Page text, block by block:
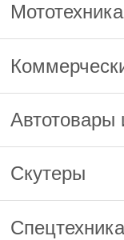
Мототехника
Автотовары
Скутеры